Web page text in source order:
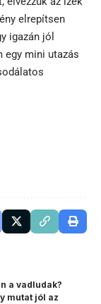
elrepítsen
igazán jól
egy mini utazás
a vadludak?
mutat jól az